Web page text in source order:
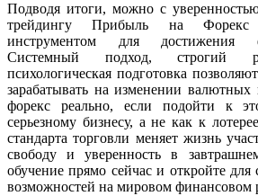
Подводя итоги, можно с
трейдингу Прибыль на Форекс
инструментом для достижения
Системный подход, строгий
психологическая подготовка
зарабатывать на изменении валютных
форекс реально, если подойти к
серьезному бизнесу, а не как к
стандарта торговли меняет жизнь
свободу и уверенность в
обучение прямо сейчас и откройте
возможностей на мировом финансовом